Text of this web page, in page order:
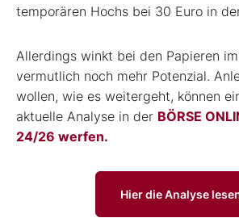
temporären Hochs bei 30 Euro in
Allerdings winkt bei den Papieren
vermutlich noch mehr Potenzial.
wollen, wie es weitergeht, können
aktuelle Analyse in der BÖRSE
24/26 werfen.
Hier die Analyse